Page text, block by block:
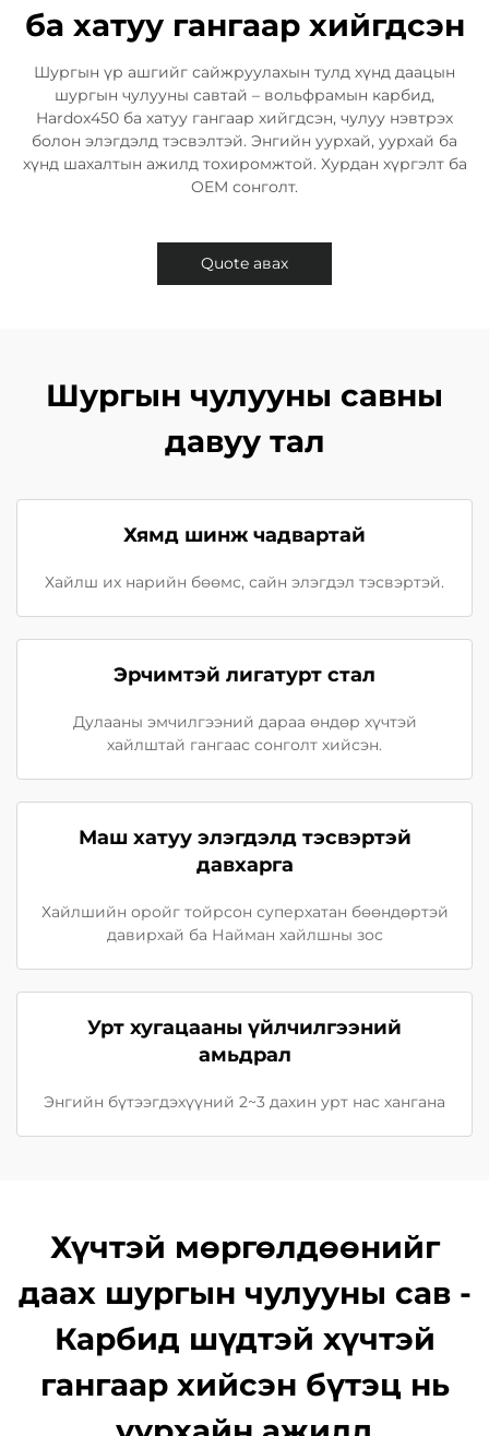
ба хатуу гангаар хийгдсэн
Шургын үр ашгийг сайжруулахын тулд хүнд даацын
шургын чулууны савтай – вольфрамын карбид,
Hardox450 ба хатуу гангаар хийгдсэн, чулуу нэвтрэх
болон элэгдэлд тэсвэлтэй. Энгийн уурхай, уурхай ба
хүнд шахалтын ажилд тохиромжтой. Хурдан хүргэлт ба
OEM сонголт.​
Quote авах
Шургын чулууны савны
давуу тал
Хямд шинж чадвартай
Хайлш их нарийн бөөмс, сайн элэгдэл тэсвэртэй.
Эрчимтэй лигатурт стал
Дулааны эмчилгээний дараа өндөр хүчтэй
хайлштай гангаас сонголт хийсэн.
Маш хатуу элэгдэлд тэсвэртэй
давхарга
Хайлшийн оройг тойрсон суперхатан бөөндөртэй
давирхай ба Найман хайлшны зос
Урт хугацааны үйлчилгээний
амьдрал
Энгийн бүтээгдэхүүний 2~3 дахин урт нас хангана
Хүчтэй мөргөлдөөнийг
даах шургын чулууны сав -
Карбид шүдтэй хүчтэй
гангаар хийсэн бүтэц нь